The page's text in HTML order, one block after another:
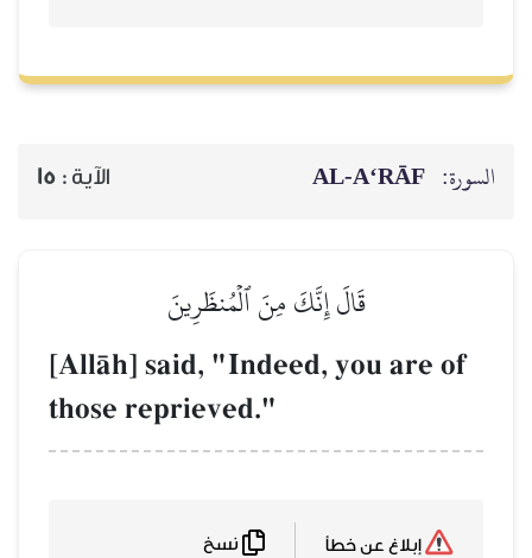
السورة: AL‑A‘RĀF الآية : 15
قَالَ إِنَّكَ مِنَ ٱلۡمُنظَرِينَ
[AllŒh] said, "Indeed, you are of
those reprieved."